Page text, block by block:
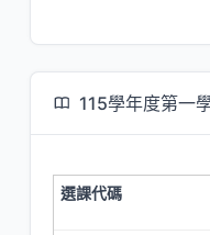
115學年度第一